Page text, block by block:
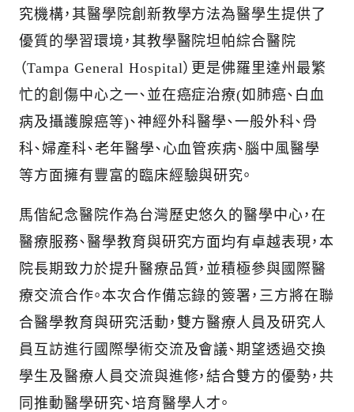
究機構，其醫學院創新教學方法為醫學生提供了
優質的學習環境，其教學醫院坦帕綜合醫院
（Tampa General Hospital）更是佛羅里達州最繁
忙的創傷中心之一、並在癌症治療(如肺癌、白血
病及攝護腺癌等)、神經外科醫學、一般外科、骨
科、婦產科、老年醫學、心血管疾病、腦中風醫學
等方面擁有豐富的臨床經驗與研究。
馬偕紀念醫院作為台灣歷史悠久的醫學中心，在
醫療服務、醫學教育與研究方面均有卓越表現，本
院長期致力於提升醫療品質，並積極參與國際醫
療交流合作。本次合作備忘錄的簽署，三方將在聯
合醫學教育與研究活動，雙方醫療人員及研究人
員互訪進行國際學術交流及會議、期望透過交換
學生及醫療人員交流與進修，結合雙方的優勢，共
同推動醫學研究、培育醫學人才。